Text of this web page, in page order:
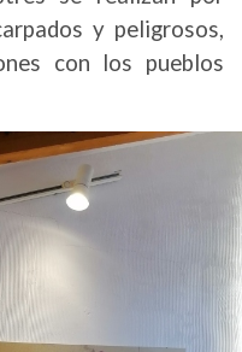
y peligrosos,
con los pueblos